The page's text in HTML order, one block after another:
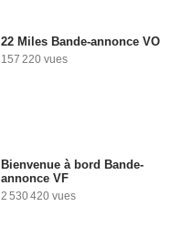
22 Miles Bande-annonce VO
157 220 vues
Bienvenue à bord Bande-
annonce VF
2 530 420 vues